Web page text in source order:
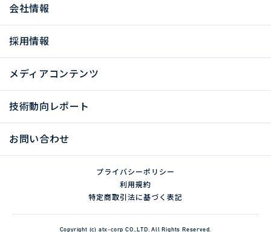
会社情報
採用情報
メディアコンテンツ
技術動向レポート
お問い合わせ
プライバシーポリシー
利用規約
特定商取引法に基づく表記
Copyright (c) atx-corp CO.,LTD. All Rights Reserved.